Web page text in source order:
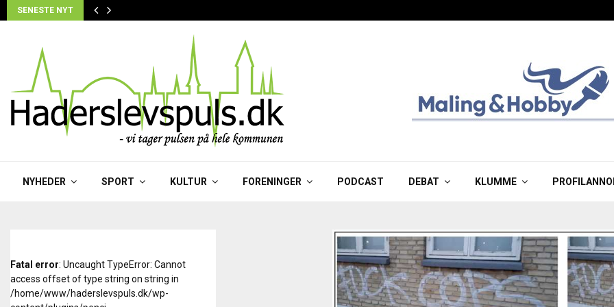
SENESTE NYT
NYHEDER SPORT KULTUR FORENINGER PODCAST DEBAT KLUMME
Fatal error: Uncaught TypeError: Cannot
access offset of type string on string in
/home/www/haderslevspuls.dk/wp-